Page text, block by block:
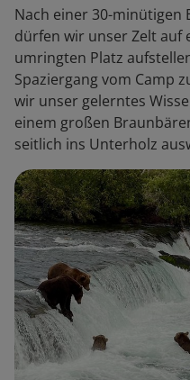
Nach einer 30-minütigen
dürfen wir unser Zelt auf
umringten Platz
Spaziergang vom Camp
wir unser gelerntes
einem großen
seitlich ins Unterholz